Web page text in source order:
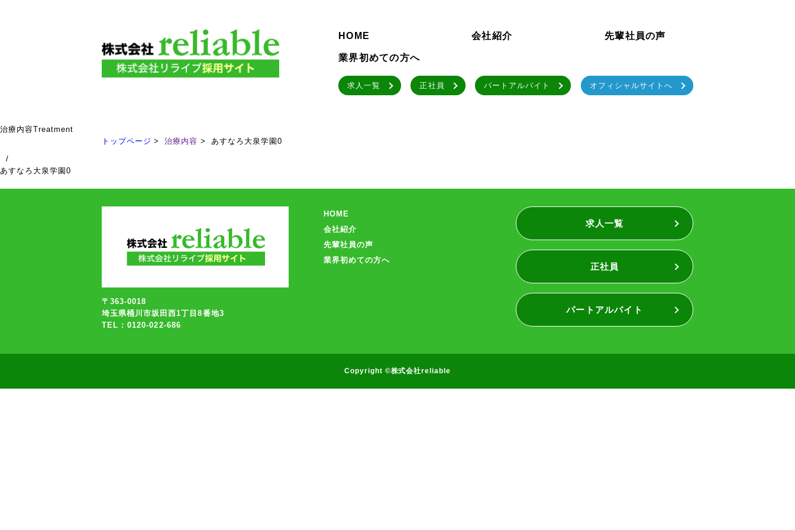
HOME 会社紹介 先輩社員の声
業界初めての方へ
求人一覧 正社員 パートアルバイト オフィシャルサイトへ
治療内容Treatment
トップページ
治療内容
あすなろ大泉学園0
/
あすなろ大泉学園0
〒363-0018
埼玉県桶川市坂田西1丁目8番地3
TEL : 0120-022-686
HOME
会社紹介
先輩社員の声
業界初めての方へ
求人一覧
正社員
パートアルバイト
Copyright ©株式会社reliable